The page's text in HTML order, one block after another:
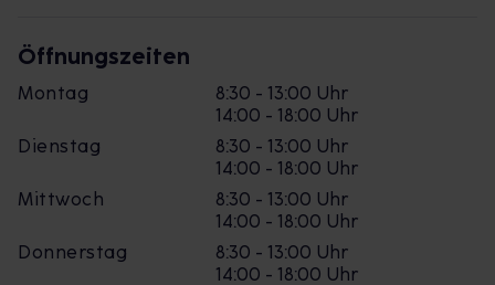
Öffnungszeiten
Montag
8:30 - 13:00 Uhr
14:00 - 18:00 Uhr
Dienstag
8:30 - 13:00 Uhr
14:00 - 18:00 Uhr
Mittwoch
8:30 - 13:00 Uhr
14:00 - 18:00 Uhr
Donnerstag
8:30 - 13:00 Uhr
14:00 - 18:00 Uhr